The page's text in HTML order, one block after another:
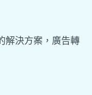
解決方案，廣告轉